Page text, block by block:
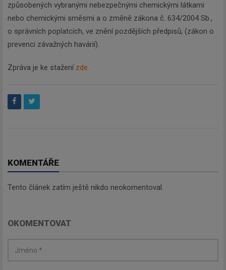
způsobených vybranými nebezpečnými chemickými látkami
nebo chemickými směsmi a o změně zákona č. 634/2004 Sb.,
o správních poplatcích, ve znění pozdějších předpisů, (zákon o
prevenci závažných havárií).
Zpráva je ke stažení zde.
KOMENTÁŘE
Tento článek zatím ještě nikdo neokomentoval.
OKOMENTOVAT